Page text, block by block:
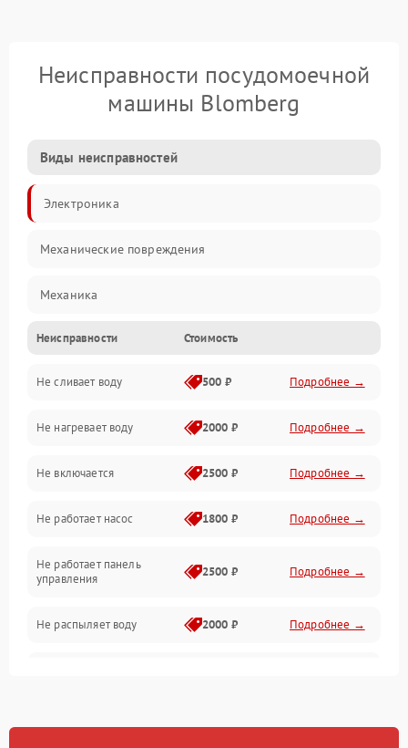
Неисправности посудомоечной
машины Blomberg
Виды неисправностей
Электроника
Механические повреждения
Механика
Управление
Электропитание
Датчики
Нагрев
Вода
Гигиена
Программное обеспечение
Неисправности Стоимость
Не сливает воду 500 ₽ Подробнее →
Не нагревает воду 2000 ₽ Подробнее →
Не включается 2500 ₽ Подробнее →
Не работает насос 1800 ₽ Подробнее →
Не работает панель
управления
2500 ₽ Подробнее →
Не распыляет воду 2000 ₽ Подробнее →
Проблемы с набором